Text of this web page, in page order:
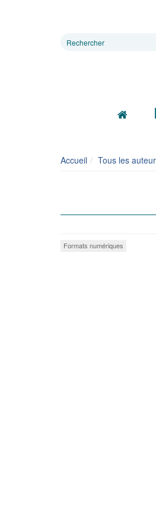
Rechercher
Accueil Tous les
Formats numériques